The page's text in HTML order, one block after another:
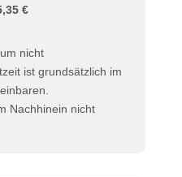
€
nicht
ist grundsätzlich im
Nachhinein nicht